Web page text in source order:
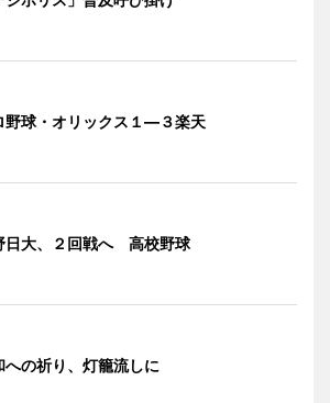
野球・オリックス１―３楽天
日大、２回戦へ 高校野球
への祈り、灯籠流しに